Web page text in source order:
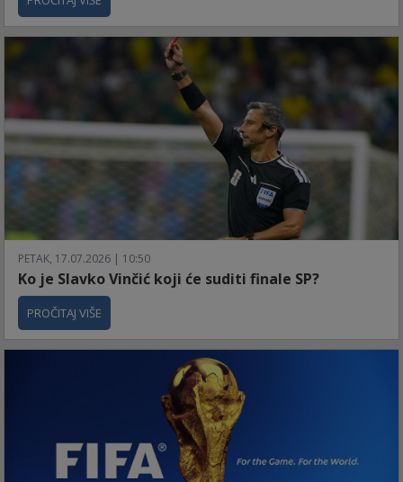
PETAK, 17.07.2026 | 10:50
Ko je Slavko Vinčić koji će suditi finale SP?
PROČITAJ VIŠE